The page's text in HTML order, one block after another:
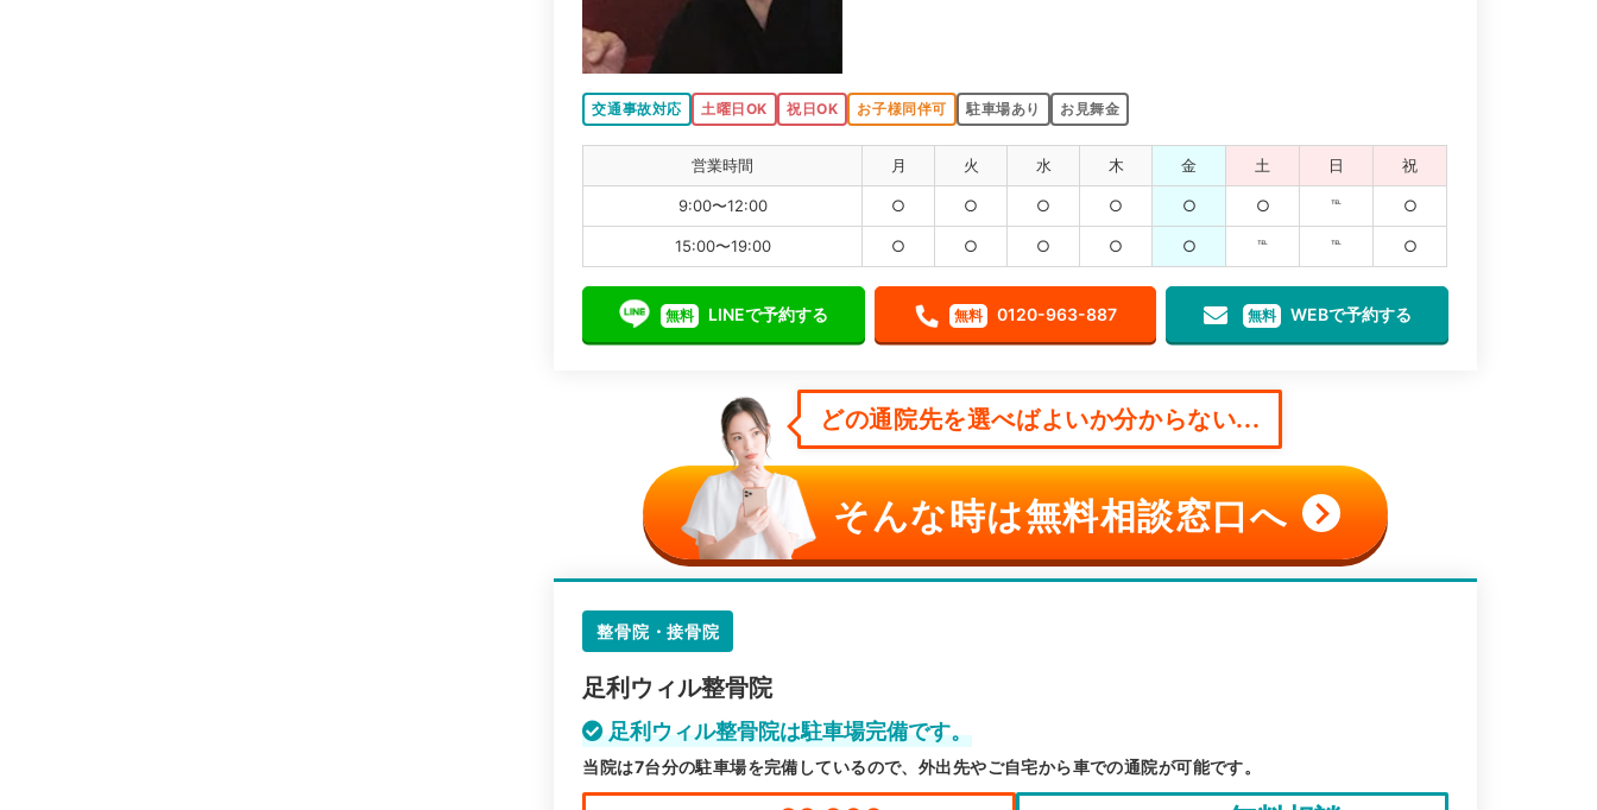
交通事故対応 土曜日OK 祝日OK お子様同伴可 駐車場あり お見舞金
営業時間 月 火 水 木 金 土 日 祝
9:00〜12:00 ○ ○ ○ ○ ○ ○ ℡ ○
15:00〜19:00 ○ ○ ○ ○ ○ ℡ ℡ ○
無料 LINEで予約する 無料 0120-963-887 無料 WEBで予約する
どの通院先を選べばよいか分からない...
そんな時は無料相談窓口へ
整骨院・接骨院
足利ウィル整骨院
足利ウィル整骨院は駐車場完備です。
当院は7台分の駐車場を完備しているので、外出先やご自宅から車での通院が可能です。